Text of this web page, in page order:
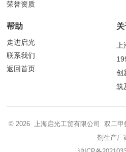
荣誉资质
帮助
走进启光
联系我们
返回首页
上
创
筑
© 2026 上海启光工贸有限公司 双二甲
剂生产厂